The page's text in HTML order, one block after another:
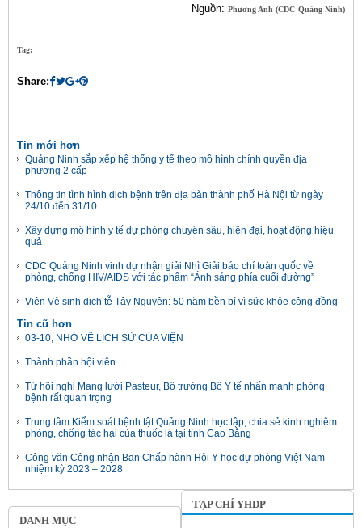
DANH MỤC
Nguồn: Phương Anh (CDC Quảng Ninh)
Tag:
Share:
Tin mới hơn
Quảng Ninh sắp xếp hệ thống y tế theo mô hình chính quyền địa
phương 2 cấp
Thông tin tình hình dịch bệnh trên địa bàn thành phố Hà Nội từ ngày
24/10 đến 31/10
Xây dựng mô hình y tế dự phòng chuyên sâu, hiện đại, hoạt động hiệu
quả
CDC Quảng Ninh vinh dự nhận giải Nhì Giải báo chí toàn quốc về
phòng, chống HIV/AIDS với tác phẩm “Ánh sáng phía cuối đường”
Viện Vệ sinh dịch tễ Tây Nguyên: 50 năm bền bỉ vì sức khỏe cộng đồng
Tin cũ hơn
03-10, NHỚ VỀ LỊCH SỬ CỦA VIỆN
Thành phần hội viên
Từ hội nghị Mạng lưới Pasteur, Bộ trưởng Bộ Y tế nhấn mạnh phòng
bệnh rất quan trọng
Trung tâm Kiểm soát bệnh tật Quảng Ninh học tập, chia sẻ kinh nghiệm
phòng, chống tác hại của thuốc lá tại tỉnh Cao Bằng
Công văn Công nhận Ban Chấp hành Hội Y học dự phòng Việt Nam
nhiệm kỳ 2023 – 2028
TẠP CHÍ YHDP